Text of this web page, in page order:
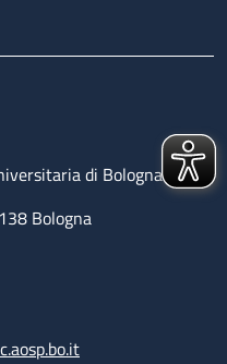
di Bologna
Bologna